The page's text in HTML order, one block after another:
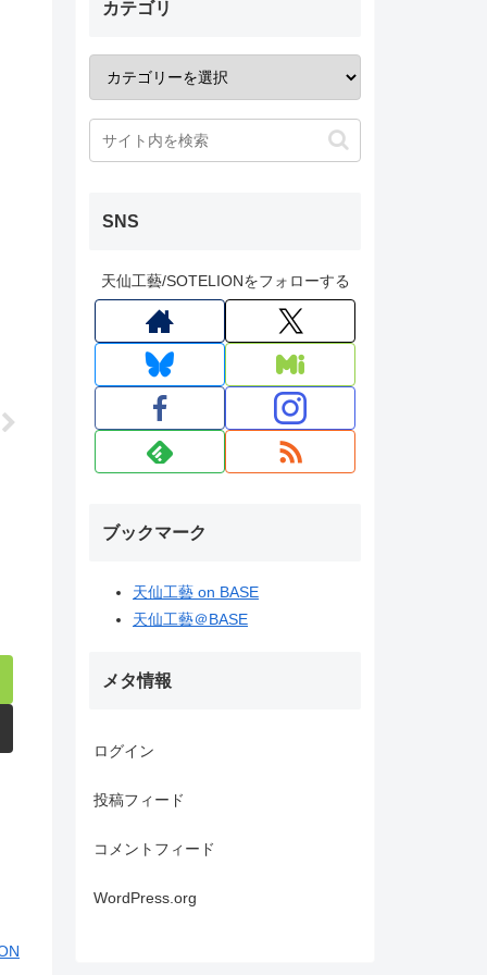
カテゴリ
SNS
天仙工藝/SOTELIONをフォローする
ブックマーク
天仙工藝 on BASE
天仙工藝＠BASE
メタ情報
ログイン
投稿フィード
コメントフィード
WordPress.org